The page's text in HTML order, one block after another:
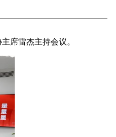
席雷杰主持会议。